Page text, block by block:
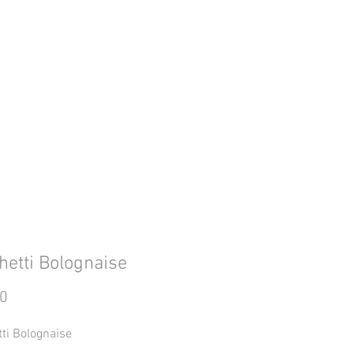
Bolognaise
Bolognaise